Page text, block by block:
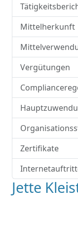
Mittelherkunft
Vergütungen
Zertifikate
Jette